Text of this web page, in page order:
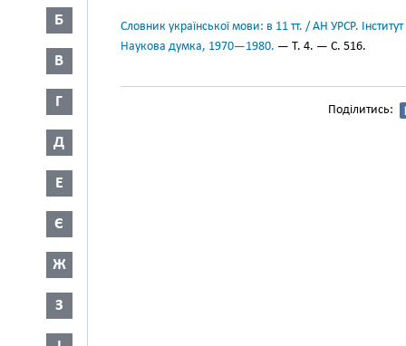
Б
В
Г
Д
Е
Є
Ж
З
Словник української мови: в 11 тт. / АН УРСР.
Наукова думка, 1970—1980. — Т. 4. — С. 516.
Поділитись: